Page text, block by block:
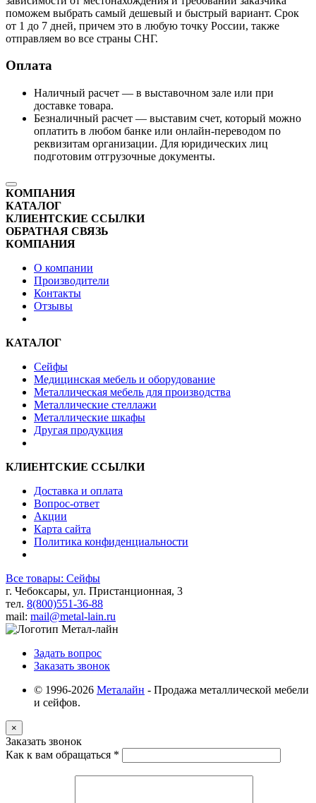
поможем выбрать самый дешевый и быстрый вариант. Срок
от 1 до 7 дней, причем это в любую точку России, также
отправляем во все страны СНГ.
Оплата
Наличный расчет — в выставочном зале или при
доставке товара.
Безналичный расчет — выставим счет, который можно
оплатить в любом банке или онлайн-переводом по
реквизитам организации. Для юридических лиц
подготовим отгрузочные документы.
КОМПАНИЯ
КАТАЛОГ
КЛИЕНТСКИЕ ССЫЛКИ
ОБРАТНАЯ СВЯЗЬ
КОМПАНИЯ
О компании
Производители
Контакты
Отзывы
КАТАЛОГ
Сейфы
Медицинская мебель и оборудование
Металлическая мебель для производства
Металлические стеллажи
Металлические шкафы
Другая продукция
КЛИЕНТСКИЕ ССЫЛКИ
Доставка и оплата
Вопрос-ответ
Акции
Карта сайта
Политика конфиденциальности
Все товары: Сейфы
г. Чебоксары, ул. Пристанционная, 3
тел. 8(800)551-36-88
mail: mail@metal-lain.ru
Задать вопрос
Заказать звонок
© 1996-2026 Металайн - Продажа металлической мебели
и сейфов.
×
Заказать звонок
Как к вам обращаться *